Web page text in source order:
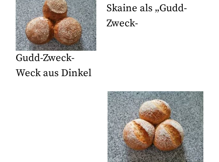
Gudd-Zweck-
Weck aus Dinkel
Skaine als „Gudd-
Zweck-